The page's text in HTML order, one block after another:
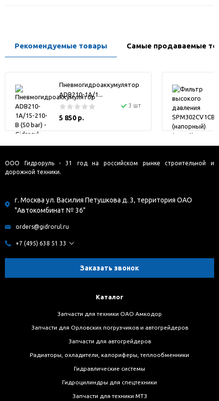
Рекомендуемые товары Самые продаваемые
Пневмогидроаккумулятор
ADB210-1A/1...
3 шт
5 850 р.
ООО Гидроруль - 31 год на российском рынке строительной и
дорожной техники.
г. Москва ул. Василия Петушкова д. 3, территория ОАО
"Автокомбинат № 36"
orders@gidrorul.ru
+7 (495) 638 51 33
Заказать звонок
Каталог
Запчасти для техники ОАО Амкодор
Запчасти для Орловских погрузчиков и автогрейдеров
Запчасти для автогрейдеров
Радиаторы, охладители, калориферы, теплообменники
Гидравлические системы
Гидроцилиндры для спецтехники
Запчасти для техники МТЗ